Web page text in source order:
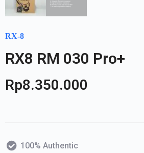
RX-8
RX8 RM 030 Pro+
Rp8.350.000
100% Authentic